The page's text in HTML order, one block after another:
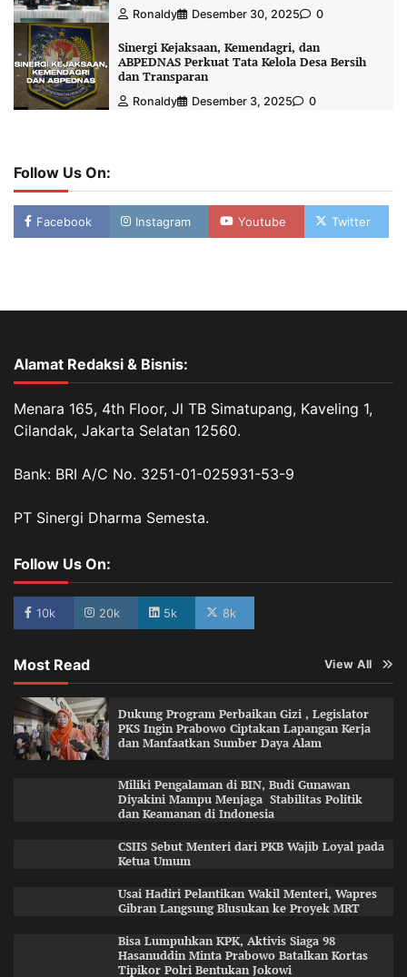
Ronaldy Desember 30, 2025 0
Sinergi Kejaksaan, Kemendagri, dan
ABPEDNAS Perkuat Tata Kelola Desa Bersih
dan Transparan
Ronaldy Desember 3, 2025 0
Follow Us On:
Facebook Instagram Youtube Twitter
Alamat Redaksi & Bisnis:
Menara 165, 4th Floor, Jl TB Simatupang, Kaveling 1,
Cilandak, Jakarta Selatan 12560.
Bank: BRI A/C No. 3251-01-025931-53-9
PT Sinergi Dharma Semesta.
Follow Us On:
10k 20k 5k 8k
Most Read View All
Dukung Program Perbaikan Gizi , Legislator
PKS Ingin Prabowo Ciptakan Lapangan Kerja
dan Manfaatkan Sumber Daya Alam
Miliki Pengalaman di BIN, Budi Gunawan
Diyakini Mampu Menjaga Stabilitas Politik
dan Keamanan di Indonesia
CSIIS Sebut Menteri dari PKB Wajib Loyal pada
Ketua Umum
Usai Hadiri Pelantikan Wakil Menteri, Wapres
Gibran Langsung Blusukan ke Proyek MRT
Bisa Lumpuhkan KPK, Aktivis Siaga 98
Hasanuddin Minta Prabowo Batalkan Kortas
Tipikor Polri Bentukan Jokowi